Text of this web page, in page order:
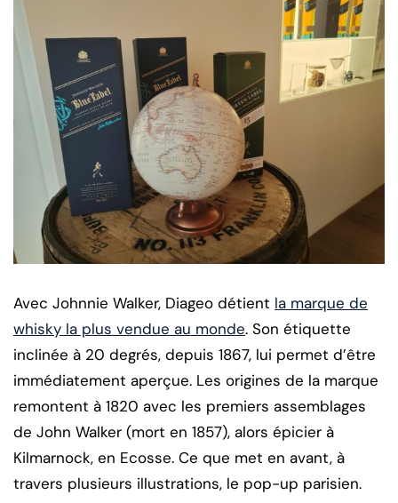
Avec Johnnie Walker, Diageo détient la marque de
whisky la plus vendue au monde. Son étiquette
inclinée à 20 degrés, depuis 1867, lui permet d’être
immédiatement aperçue. Les origines de la marque
remontent à 1820 avec les premiers assemblages
de John Walker (mort en 1857), alors épicier à
Kilmarnock, en Ecosse. Ce que met en avant, à
travers plusieurs illustrations, le pop-up parisien.